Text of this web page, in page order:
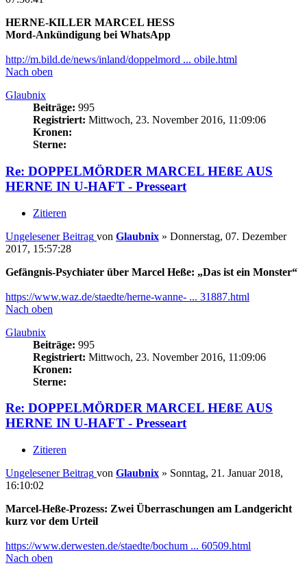
HERNE-KILLER MARCEL HESS
Mord-Ankündigung bei WhatsApp
http://m.bild.de/news/inland/doppelmord ... obile.html
Nach oben
Glaubnix
Beiträge: 995
Registriert: Mittwoch, 23. November 2016, 11:09:06
Kronen:
Sterne:
Re: DOPPELMÖRDER MARCEL HEßE AUS
HERNE IN U-HAFT - Presseart
Zitieren
Ungelesener Beitrag von Glaubnix » Donnerstag, 07. Dezember
2017, 15:57:28
Gefängnis-Psychiater über Marcel Heße: „Das ist ein Monster“
https://www.waz.de/staedte/herne-wanne- ... 31887.html
Nach oben
Glaubnix
Beiträge: 995
Registriert: Mittwoch, 23. November 2016, 11:09:06
Kronen:
Sterne:
Re: DOPPELMÖRDER MARCEL HEßE AUS
HERNE IN U-HAFT - Presseart
Zitieren
Ungelesener Beitrag von Glaubnix » Sonntag, 21. Januar 2018,
16:10:02
Marcel-Heße-Prozess: Zwei Überraschungen am Landgericht
kurz vor dem Urteil
https://www.derwesten.de/staedte/bochum ... 60509.html
Nach oben